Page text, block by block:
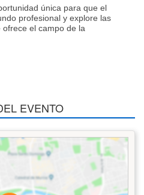
única para que el
profesional y explore las
el campo de la
EVENTO